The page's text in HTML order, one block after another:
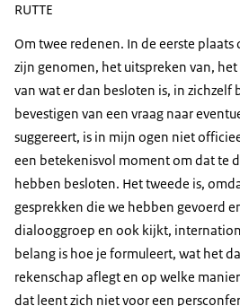
RUTTE
Om twee redenen. In de eerste plaats
zijn genomen, het uitspreken van,
van wat er dan besloten is, in zichzelf
bevestigen van een vraag naar
suggereert, is in mijn ogen niet
een betekenisvol moment om dat te
hebben besloten. Het tweede is,
gesprekken die we hebben gevoerd
dialooggroep en ook kijkt,
belang is hoe je formuleert, wat het
rekenschap aflegt en op welke
dat leent zich niet voor een